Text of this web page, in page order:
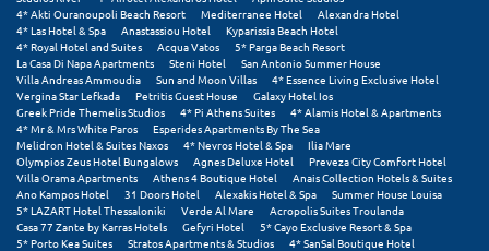
Ιωάννινα
Κ
Καβάλα
Καλάβρυτα
Καλαμάτα
Κάλαμος
4* Akti Ouranoupoli Beach Resort
Mediterranee Hotel
Alexandra Hotel
4* Las Hotel & Spa
Anastassiou Hotel
Kyparissia Beach Hotel
4* Royal Hotel and Suites
Acqua Vatos
5* Parga Beach Resort
La Casa Di Napa Apartments
Steni Hotel
San Antonio Summer House
Villa Andreas Ammoudia
Sun and Moon Villas
4* Essence Living Exclusive Hotel
Vergina Star Lefkada
Petritis Guest House
Galaxy Hotel Ios
Greek Pride Themelis Studios
4* Pi Athens Suites
4* Alamis Hotel & Apartments
4* Mr & Mrs White Paros
Esperides Apartments By The Sea
Melidron Hotel & Suites Naxos
4* Nevros Hotel & Spa
Ilia Mare
Olympios Zeus Hotel Bungalows
Agnes Deluxe Hotel
Preveza City Comfort Hotel
Villa Orama Apartments
Athens 4 Boutique Hotel
Anais Collection Hotels & Suites
Ano Kampos Hotel
31 Doors Hotel Alexakis Hotel & Spa
Summer House Louisa
5* LAZART Hotel Thessaloniki
Verde Al Mare
Acropolis Suites Troulanda
Casa 77 Zante by Karras Hotels
Gefyri Hotel
5* Cayo Exclusive Resort & Spa
5* Porto Kea Suites
Stratos Apartments & Studios
4* SanSal Boutique Hotel